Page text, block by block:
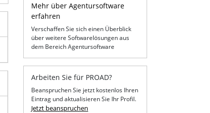
Mehr über Agentursoftware
erfahren
Verschaffen Sie sich einen Überblick
über weitere Softwarelösungen aus
dem Bereich Agentursoftware
Arbeiten Sie für PROAD?
Beanspruchen Sie jetzt kostenlos Ihren
Eintrag und aktualisieren Sie Ihr Profil.
Jetzt beanspruchen